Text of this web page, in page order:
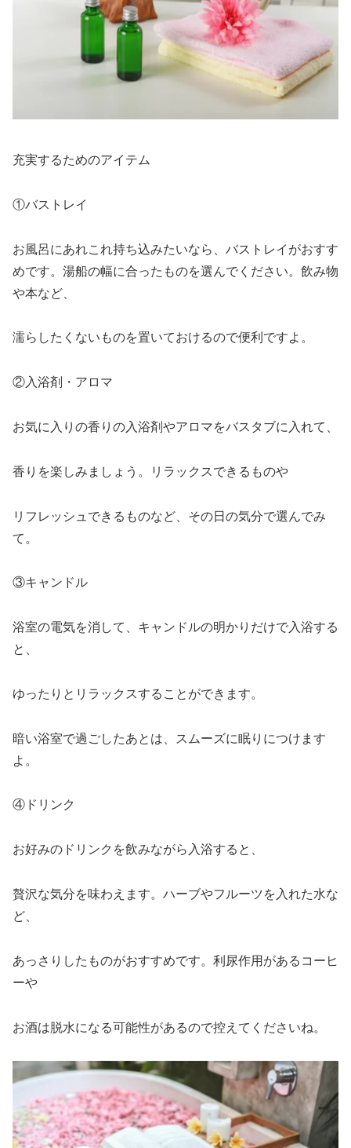
充実するためのアイテム
①バストレイ
お風呂にあれこれ持ち込みたいなら、バストレイがおすす
めです。湯船の幅に合ったものを選んでください。飲み物
や本など、
濡らしたくないものを置いておけるので便利ですよ。
②入浴剤・アロマ
お気に入りの香りの入浴剤やアロマをバスタブに入れて、
香りを楽しみましょう。リラックスできるものや
リフレッシュできるものなど、その日の気分で選んでみ
て。
③キャンドル
浴室の電気を消して、キャンドルの明かりだけで入浴する
と、
ゆったりとリラックスすることができます。
暗い浴室で過ごしたあとは、スムーズに眠りにつけます
よ。
④ドリンク
お好みのドリンクを飲みながら入浴すると、
贅沢な気分を味わえます。ハーブやフルーツを入れた水な
ど、
あっさりしたものがおすすめです。利尿作用があるコーヒ
ーや
お酒は脱水になる可能性があるので控えてくださいね。